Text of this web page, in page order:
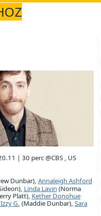
| 30 perc @CBS , US
Dunbar), Annaleigh Ashford
Linda Lavin (Norma
Platt), Kether Donohue
Izzy G. (Maddie Dunbar), Sara